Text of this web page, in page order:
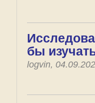
бы
logvin,